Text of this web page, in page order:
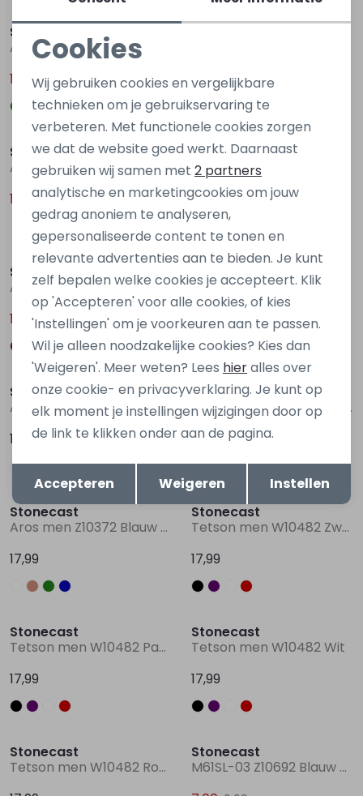
Stonecast
14,00 19,99
14,00 19,99
Sale
Stonecast
Ares men Z10386 Blauw raf
12,00 17,99
Stonecast
19,00 29,99
Sale
Stonecast
Avein men Z10361 Groen mos
19,00 29,99
Stonecast
Aros men Z10372 Wit
17,99
Stonecast
Aros men Z10372 Ecru naturel
17,99
Stonecast
Aros men Z10372 Groen mos
17,99
Stonecast
Aros men Z10372 Blauw marine
17,99
Stonecast
Tetson men W10482 Zwart
17,99
Stonecast
Tetson men W10482 Paars donker
17,99
Stonecast
Tetson men W10482 Wit
17,99
Stonecast
Tetson men W10482 Rood bordo
Stonecast
M61SL-03 Z10692 Blauw marine
Noodzakelijke cookies
Personalisatie cookies
Analytische cookies
Marketing cookies
Terug Opslaan
Cookies
Wij gebruiken cookies en vergelijkbare
technieken om je gebruikservaring te
verbeteren. Met functionele cookies zorgen
we dat de website goed werkt. Daarnaast
gebruiken wij samen met 2 partners
analytische en marketingcookies om jouw
gedrag anoniem te analyseren,
gepersonaliseerde content te tonen en
relevante advertenties aan te bieden. Je kunt
zelf bepalen welke cookies je accepteert. Klik
op 'Accepteren' voor alle cookies, of kies
'Instellingen' om je voorkeuren aan te passen.
Wil je alleen noodzakelijke cookies? Kies dan
'Weigeren'. Meer weten? Lees hieralles over
onze cookie- en privacyverklaring. Je kunt op
elk moment je instellingen wijzigingen door op
de link te klikken onder aan de pagina.
Accepteren Weigeren Instellen